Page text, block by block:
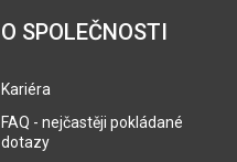
O SPOLEČNOSTI
Kariéra
FAQ - nejčastěji pokládané
dotazy